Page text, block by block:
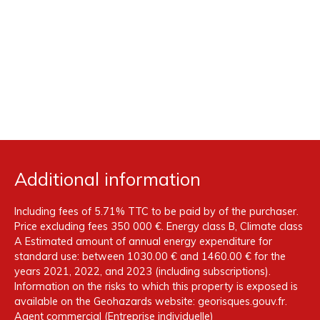
Additional information
Including fees of 5.71% TTC to be paid by of the purchaser.
Price excluding fees 350 000 €. Energy class B, Climate class
A Estimated amount of annual energy expenditure for
standard use: between 1030.00 € and 1460.00 € for the
years 2021, 2022, and 2023 (including subscriptions).
Information on the risks to which this property is exposed is
available on the Geohazards website: georisques.gouv.fr.
Agent commercial (Entreprise individuelle)